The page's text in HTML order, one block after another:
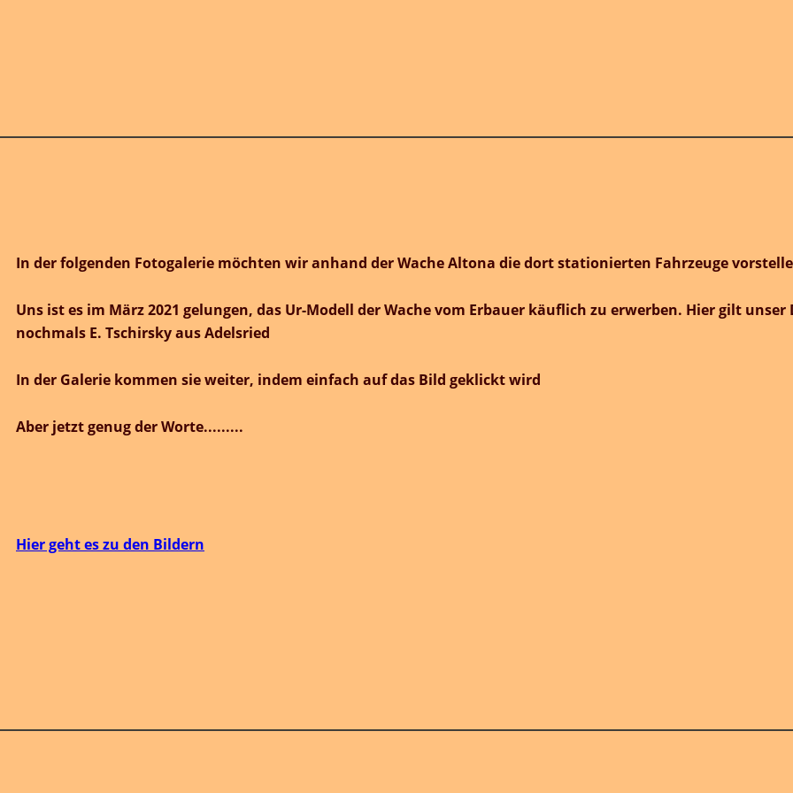
möchten wir anhand der Wache Altona die dort stationierten Fahrzeuge vorstellen.
das Ur-Modell der Wache vom Erbauer käuflich zu erwerben. Hier gilt unser Dank
indem einfach auf das Bild geklickt wird